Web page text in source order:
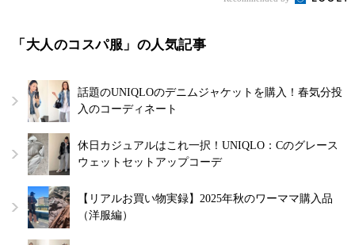
「大人のコスパ服」の人気記事
話題のUNIQLOのデニムジャケットを購入！春気分投
入のコーディネート
休日カジュアルはこれ一択！UNIQLO：Cのグレース
ウェットセットアップコーデ
【リアルお買い物実録】2025年秋のワーママ購入品
（洋服編）